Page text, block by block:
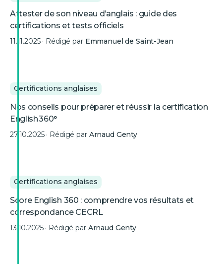
Attester de son niveau d’anglais : guide des
certifications et tests officiels
11.11.2025· Rédigé par Emmanuel de Saint-Jean
Certifications anglaises
Nos conseils pour préparer et réussir la certification
English 360°
27.10.2025· Rédigé par Arnaud Genty
Certifications anglaises
Score English 360 : comprendre vos résultats et
correspondance CECRL
13.10.2025· Rédigé par Arnaud Genty